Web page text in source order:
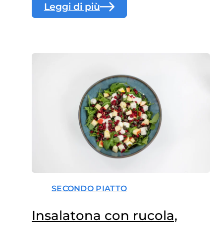
Leggi di più
SECONDO PIATTO
Insalatona con rucola,